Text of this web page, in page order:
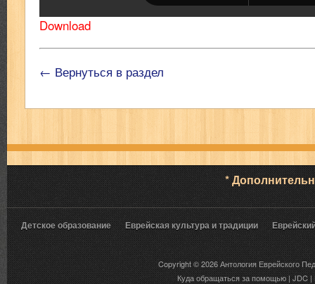
Download
← Вернуться в раздел
*
Детское образование Еврейская культура и традиции
Вкусы еврейской традиции Copyright © 2026Антология Еврейского
Куда обращаться за помощью| JDC|